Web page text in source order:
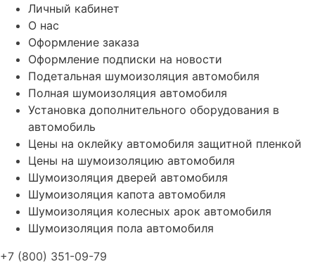
Личный кабинет
О нас
Оформление заказа
Оформление подписки на новости
Подетальная шумоизоляция автомобиля
Полная шумоизоляция автомобиля
Установка дополнительного оборудования в
автомобиль
Цены на оклейку автомобиля защитной пленкой
Цены на шумоизоляцию автомобиля
Шумоизоляция дверей автомобиля
Шумоизоляция капота автомобиля
Шумоизоляция колесных арок автомобиля
Шумоизоляция пола автомобиля
+7 (800) 351-09-79